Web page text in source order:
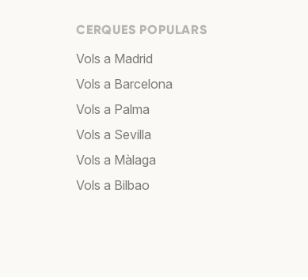
CERQUES POPULARS
Vols a Madrid
Vols a Barcelona
Vols a Palma
Vols a Sevilla
Vols a Màlaga
Vols a Bilbao